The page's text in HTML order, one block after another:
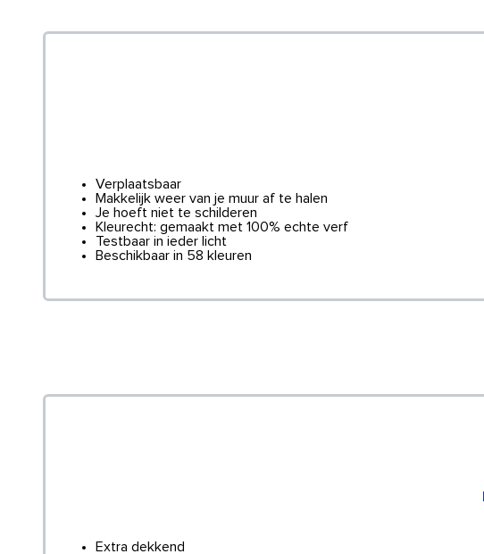
Verplaatsbaar
Makkelijk weer van je muur af te halen
Je hoeft niet te schilderen
Kleurecht: gemaakt met 100% echte verf
Testbaar in ieder licht
Beschikbaar in 58 kleuren
Extra dekkend